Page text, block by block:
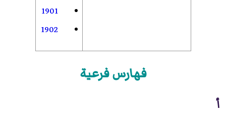
1901
1902
فهارس فرعية
أ